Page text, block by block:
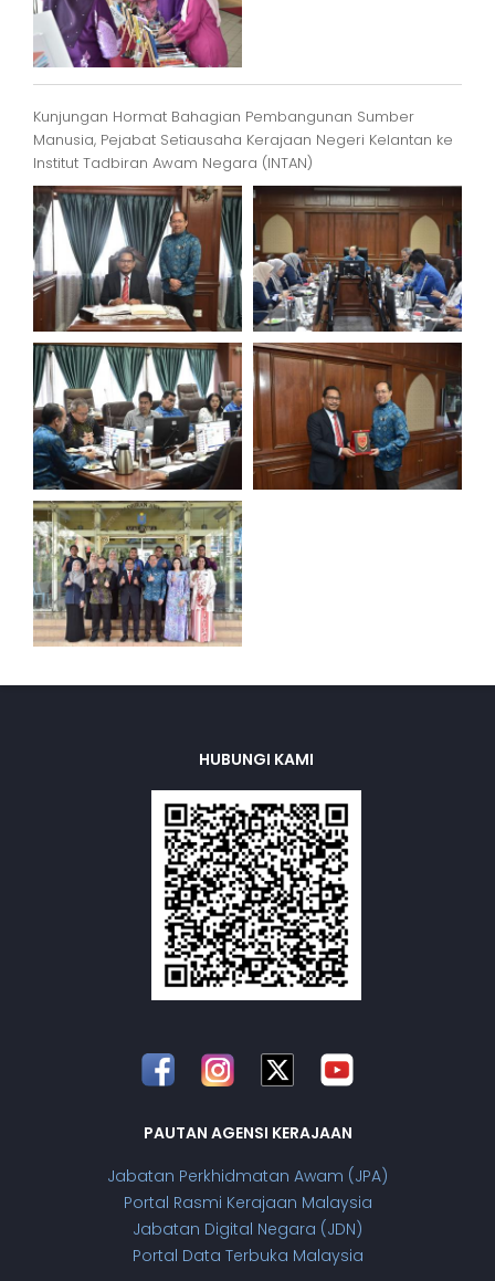
Kunjungan Hormat Bahagian Pembangunan Sumber
Manusia, Pejabat Setiausaha Kerajaan Negeri Kelantan ke
Institut Tadbiran Awam Negara (INTAN)
HUBUNGI KAMI
PAUTAN AGENSI KERAJAAN
Jabatan Perkhidmatan Awam (JPA)
Portal Rasmi Kerajaan Malaysia
Jabatan Digital Negara (JDN)
Portal Data Terbuka Malaysia